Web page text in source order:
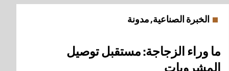
الخبرة الصناعية, مدونة
ما وراء الزجاجة: مستقبل توصيل
المشروبات